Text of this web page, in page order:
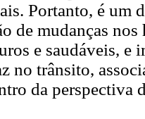
Portanto, é um
de mudanças
e saudáveis,
no trânsito,
da perspectiva